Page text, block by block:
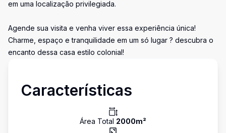
em uma localização privilegiada.
Agende sua visita e venha viver essa experiência única!
Charme, espaço e tranquilidade em um só lugar ? descubra o
encanto dessa casa estilo colonial!
Características
Área Total 2000m²